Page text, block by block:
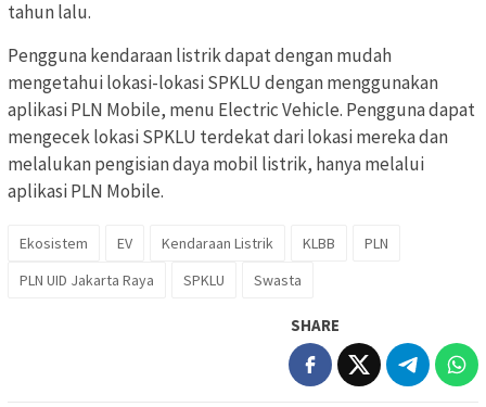
tahun lalu.
Pengguna kendaraan listrik dapat dengan mudah
mengetahui lokasi-lokasi SPKLU dengan menggunakan
aplikasi PLN Mobile, menu Electric Vehicle. Pengguna dapat
mengecek lokasi SPKLU terdekat dari lokasi mereka dan
melalukan pengisian daya mobil listrik, hanya melalui
aplikasi PLN Mobile.
Ekosistem EV Kendaraan Listrik KLBB
PLN
PLN UID Jakarta Raya
SPKLU Swasta
SHARE